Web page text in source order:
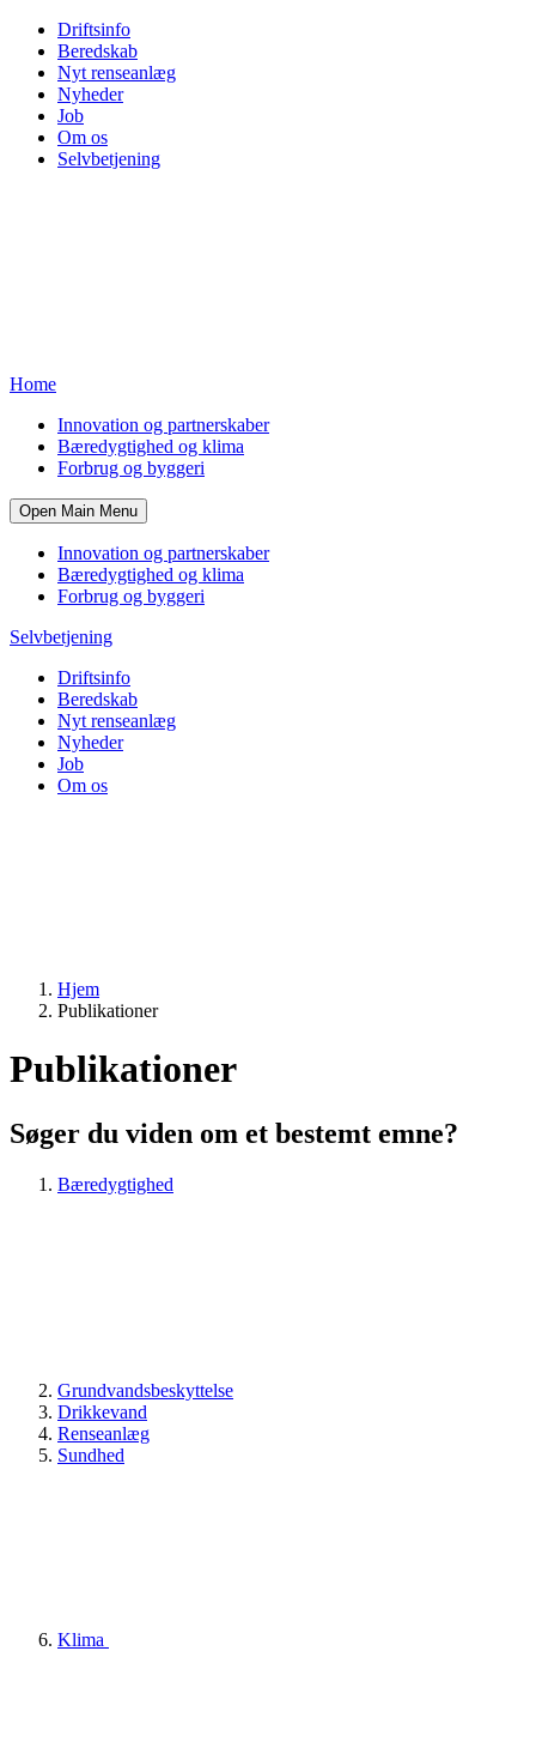
Driftsinfo
Beredskab
Nyt renseanlæg
Nyheder
Job
Om os
Selvbetjening
Home
Innovation og partnerskaber
Bæredygtighed og klima
Forbrug og byggeri
Open Main Menu
Innovation og partnerskaber
Bæredygtighed og klima
Forbrug og byggeri
Selvbetjening
Driftsinfo
Beredskab
Nyt renseanlæg
Nyheder
Job
Om os
Hjem
Publikationer
Publikationer
Søger du viden om et bestemt emne?
Bæredygtighed
Grundvandsbeskyttelse
Drikkevand
Renseanlæg
Sundhed
Klima